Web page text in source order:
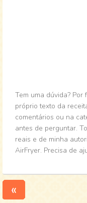
Tem uma dúvida?
próprio texto da
comentários ou na
antes de perguntar.
reais e de minha
AirFryer. Precisa de